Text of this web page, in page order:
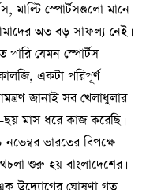
মাল্টি স্পোর্টসগুলো মানে
অত বড় সাফল্য নেই।
যেমন স্পোর্টস
একটা পরিপূর্ণ
জানাই সব খেলাধুলার
ছয় মাস ধরে কাজ করেছি।
ভারতের বিপক্ষে
শুরু হয় বাংলাদেশের।